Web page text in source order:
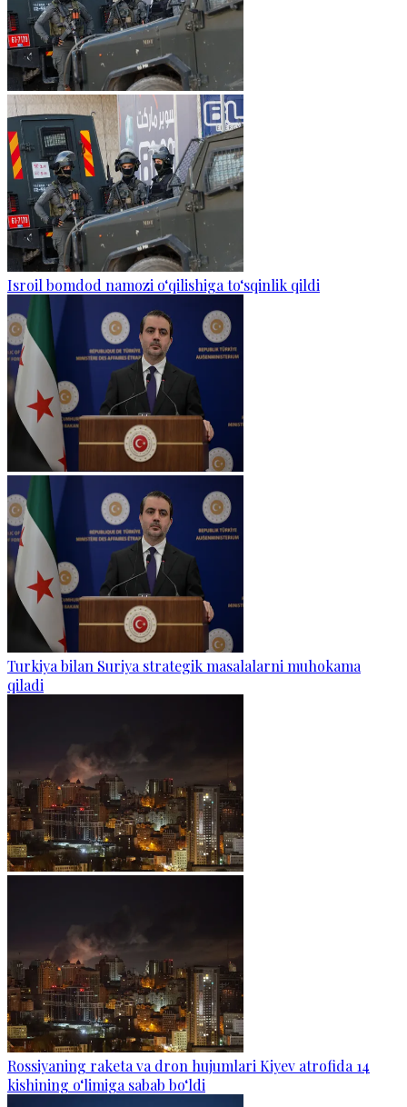
Isroil bomdod namozi o‘qilishiga to‘sqinlik qildi
Turkiya bilan Suriya strategik masalalarni muhokama
qiladi
Rossiyaning raketa va dron hujumlari Kiyev atrofida 14
kishining o‘limiga sabab bo‘ldi